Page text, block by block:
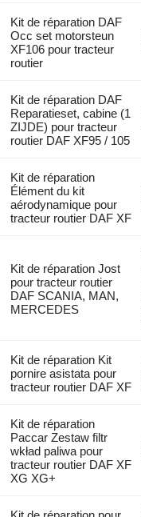
Kit de réparation DAF
Occ set motorsteun
XF106 pour tracteur
routier
Kit de réparation DAF
Reparatieset, cabine (1
ZIJDE) pour tracteur
routier DAF XF95 / 105
Kit de réparation
Élément du kit
aérodynamique pour
tracteur routier DAF XF
Kit de réparation Jost
pour tracteur routier
DAF SCANIA, MAN,
MERCEDES
Kit de réparation Kit
pornire asistata pour
tracteur routier DAF XF
Kit de réparation
Paccar Zestaw filtr
wkład paliwa pour
tracteur routier DAF XF
XG XG+